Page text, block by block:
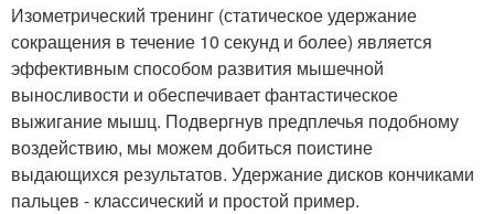
Изометрический тренинг (статическое удержание
сокращения в течение 10 секунд и более) является
эффективным способом развития мышечной
выносливости и обеспечивает фантастическое
выжигание мышц. Подвергнув предплечья подобному
воздействию, мы можем добиться поистине
выдающихся результатов. Удержание дисков кончиками
пальцев - классический и простой пример.